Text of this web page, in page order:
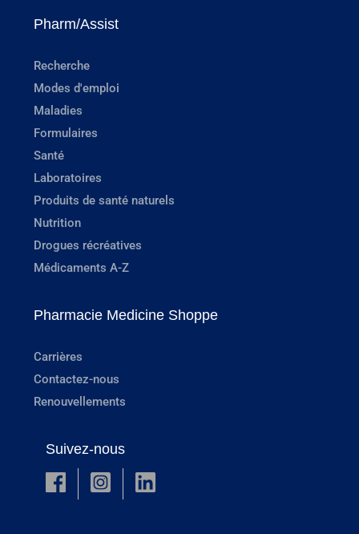
Pharm/Assist
Recherche
Modes d'emploi
Maladies
Formulaires
Santé
Laboratoires
Produits de santé naturels
Nutrition
Drogues récréatives
Médicaments A-Z
Pharmacie Medicine Shoppe
Carrières
Contactez-nous
Renouvellements
Suivez-nous